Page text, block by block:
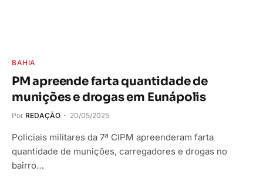
BAHIA
PM apreende farta quantidade de
munições e drogas em Eunápolis
Por REDAÇÃO 20/05/2025
Policiais militares da 7ª CIPM apreenderam farta
quantidade de munições, carregadores e drogas no
bairro…